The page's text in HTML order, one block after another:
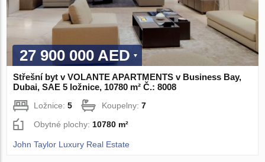
27 900 000 AED
Střešní byt v VOLANTE APARTMENTS v Business Bay,
Dubai, SAE 5 ložnice, 10780 m² Č.: 8008
Ložnice:5 Koupelny:7
Obytné plochy: 10780 m²
John Taylor Luxury Real Estate